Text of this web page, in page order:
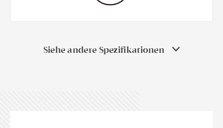
Siehe andere Spezifikationen
Peso Aproximado: 3,7 kg